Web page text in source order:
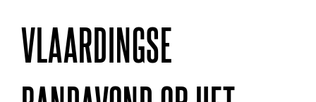
VLAARDINGSE